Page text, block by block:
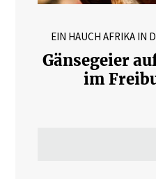
EIN HAUCH AFRIKA IN
Gänsegeier
im